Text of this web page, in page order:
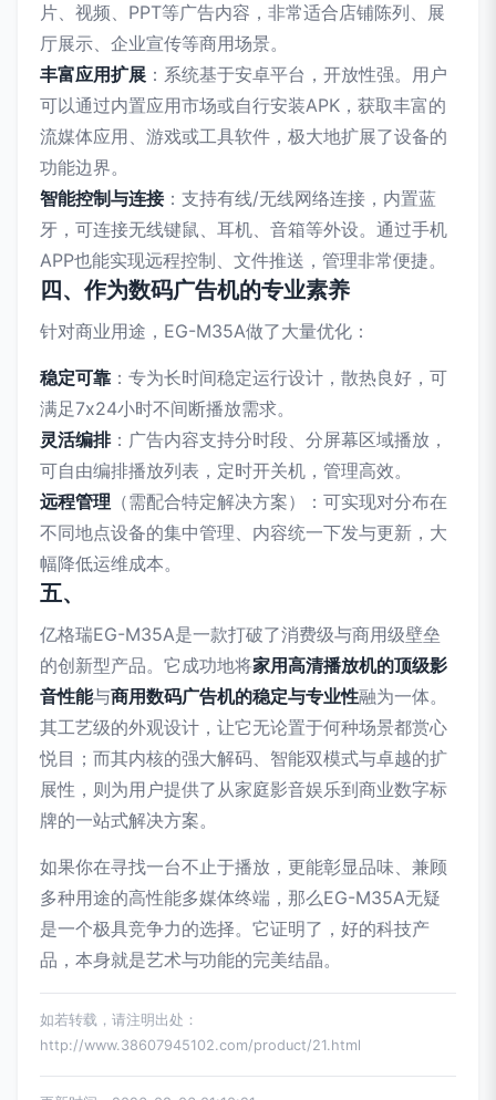
片、视频、PPT等广告内容，非常适合店铺陈列、展
厅展示、企业宣传等商用场景。
丰富应用扩展 ：系统基于安卓平台，开放性强。用户
可以通过内置应用市场或自行安装APK，获取丰富的
流媒体应用、游戏或工具软件，极大地扩展了设备的
功能边界。
智能控制与连接：支持有线/无线网络连接，内置蓝
牙，可连接无线键鼠、耳机、音箱等外设。通过手机
APP也能实现远程控制、文件推送，管理非常便捷。
四、作为数码广告机的专业素养
针对商业用途，EG-M35A做了大量优化：
稳定可靠 ：专为长时间稳定运行设计，散热良好，可
满足7x24小时不间断播放需求。
灵活编排：广告内容支持分时段、分屏幕区域播放，
可自由编排播放列表，定时开关机，管理高效。
远程管理 （需配合特定解决方案）：可实现对分布在
不同地点设备的集中管理、内容统一下发与更新，大
幅降低运维成本。
五、
亿格瑞EG-M35A是一款打破了消费级与商用级壁垒
的创新型产品。它成功地将家用高清播放机的顶级影
音性能与商用数码广告机的稳定与专业性融为一体。
其工艺级的外观设计，让它无论置于何种场景都赏心
悦目；而其内核的强大解码、智能双模式与卓越的扩
展性，则为用户提供了从家庭影音娱乐到商业数字标
牌的一站式解决方案。
如果你在寻找一台不止于播放，更能彰显品味、兼顾
多种用途的高性能多媒体终端，那么EG-M35A无疑
是一个极具竞争力的选择。它证明了，好的科技产
品，本身就是艺术与功能的完美结晶。
如若转载，请注明出处：
http://www.38607945102.com/product/21.html